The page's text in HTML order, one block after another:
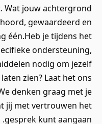
Wat jouw achtergrond
gewaardeerd en
één.Heb je tijdens het
ondersteuning,
nodig om jezelf
zien? Laat het ons
denken graag met je
jij met vertrouwen het
gesprek kunt aangaan.